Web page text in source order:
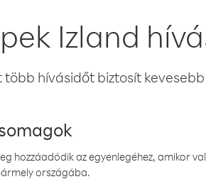
Izland
több hívásidőt biztosít
hozzáadódik az egyenlegéhez, amikor
országába.